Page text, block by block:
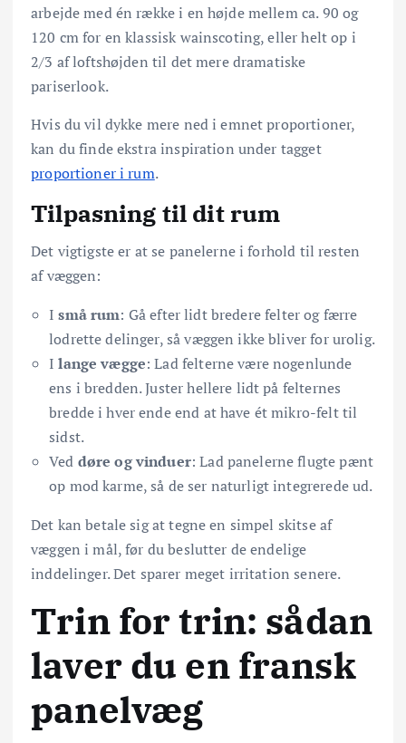
arbejde med én række i en højde mellem ca. 90 og
120 cm for en klassisk wainscoting, eller helt op i
2/3 af loftshøjden til det mere dramatiske
pariserlook.
Hvis du vil dykke mere ned i emnet proportioner,
kan du finde ekstra inspiration under tagget
proportioner i rum.
Tilpasning til dit rum
Det vigtigste er at se panelerne i forhold til resten
af væggen:
Ismå rum: Gå efter lidt bredere felter og færre
lodrette delinger, så væggen ikke bliver for urolig.
Ilange vægge: Lad felterne være nogenlunde
ens i bredden. Juster hellere lidt på felternes
bredde i hver ende end at have ét mikro-felt til
sidst.
Ved døre og vinduer: Lad panelerne flugte pænt
op mod karme, så de ser naturligt integrerede ud.
Det kan betale sig at tegne en simpel skitse af
væggen i mål, før du beslutter de endelige
inddelinger. Det sparer meget irritation senere.
Trin for trin: sådan
laver du en fransk
panelvæg